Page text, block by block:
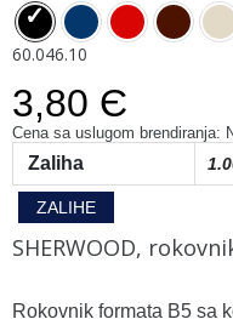
60.046.10
3,80 Є
Cena sa uslugom brendiranja:
Zaliha
ZALIHE
SHERWOOD,
Rokovnik formata B5 sa